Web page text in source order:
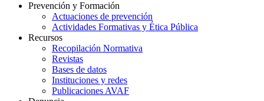
Prevención y Formación
Actuaciones de prevención
Actividades Formativas y Ética Pública
Recursos
Recopilación Normativa
Revistas
Bases de datos
Instituciones y redes
Publicaciones AVAF